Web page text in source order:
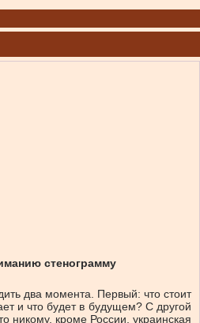
стенограмму
два момента. Первый: что стоит
и что будет в будущем? С другой
никому, кроме России, украинская